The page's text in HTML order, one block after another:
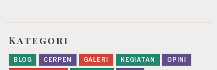
Kategori
BLOG CERPEN GALERI KEGIATAN
OPINI